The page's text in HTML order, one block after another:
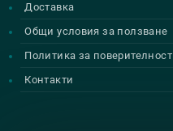
Доставка
Общи условия за ползване
Политика за поверителност
Контакти